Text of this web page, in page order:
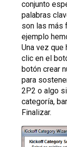
conjunto
palabras
son las más
ejemplo
Una vez que
clic en el
botón crear
para
2P2 o algo
categoría,
Finalizar.